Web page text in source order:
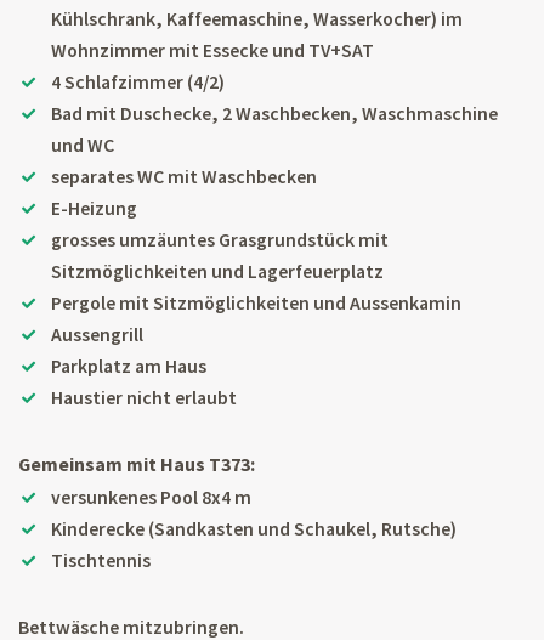
Kühlschrank, Kaffeemaschine, Wasserkocher) im
Wohnzimmer mit Essecke und TV+SAT
4 Schlafzimmer (4/2)
Bad mit Duschecke, 2 Waschbecken, Waschmaschine
und WC
separates WC mit Waschbecken
E-Heizung
grosses umzäuntes Grasgrundstück mit
Sitzmöglichkeiten und Lagerfeuerplatz
Pergole mit Sitzmöglichkeiten und Aussenkamin
Aussengrill
Parkplatz am Haus
Haustier nicht erlaubt
Gemeinsam mit Haus T373:
versunkenes Pool 8x4 m
Kinderecke (Sandkasten und Schaukel, Rutsche)
Tischtennis
Bettwäsche mitzubringen.